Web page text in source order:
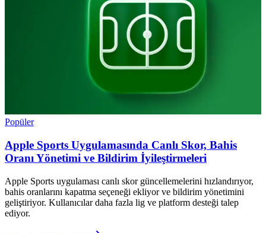
Popüler
Apple Sports Uygulamasında Canlı Skor, Bahis
Oranı Yönetimi ve Bildirim İyileştirmeleri
Apple Sports uygulaması canlı skor güncellemelerini hızlandırıyor,
bahis oranlarını kapatma seçeneği ekliyor ve bildirim yönetimini
geliştiriyor. Kullanıcılar daha fazla lig ve platform desteği talep
ediyor.